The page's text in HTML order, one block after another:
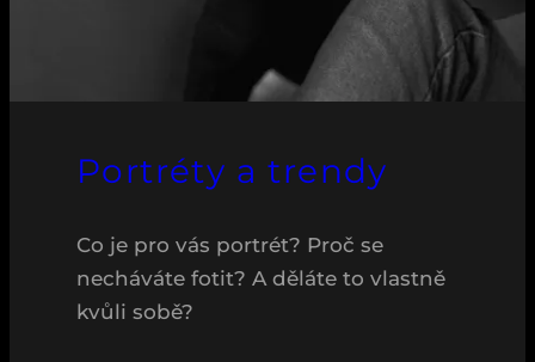
Portréty a trendy
Co je pro vás portrét? Proč se
necháváte fotit? A děláte to vlastně
kvůli sobě?